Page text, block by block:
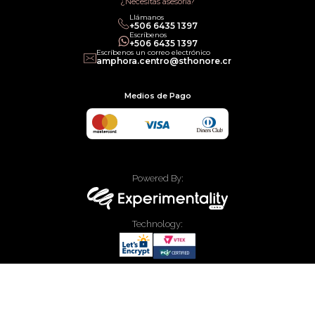
Llámanos
+506 6435 1397
Escríbenos
+506 6435 1397
Escríbenos un correo electrónico
amphora.centro@sthonore.cr
Medios de Pago
Powered By:
Technology: